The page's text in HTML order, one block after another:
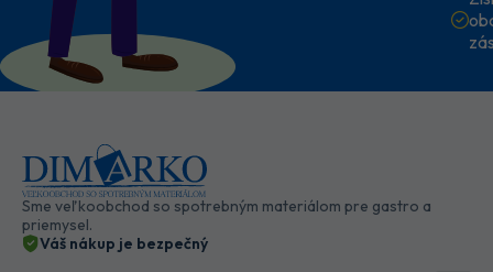
Sme veľkoobchod so spotrebným materiálom pre gastro a
priemysel.
Váš nákup je bezpečný